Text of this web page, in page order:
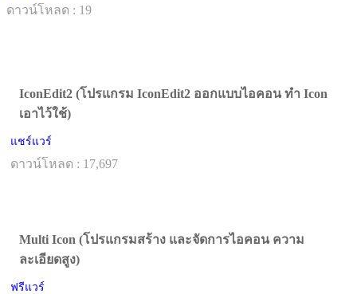
ดาวน์โหลด : 19
IconEdit2 (โปรแกรม IconEdit2 ออกแบบไอคอน ทำ Icon
เอาไว้ใช้)
แชร์แวร์
ดาวน์โหลด : 17,697
Multi Icon (โปรแกรมสร้าง และจัดการไอคอน ความ
ละเอียดสูง)
ฟรีแวร์